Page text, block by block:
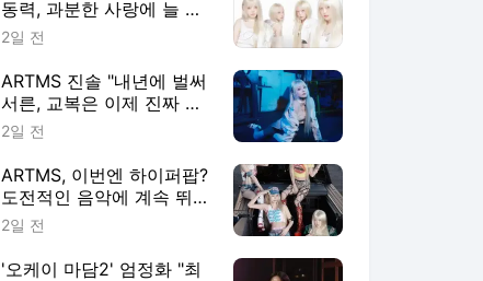
동력, 과분한 사랑에 늘 감
사" [인터뷰M]
2일 전
ARTMS 진솔 "내년에 벌써
서른, 교복은 이제 진짜 마
지막" [인터뷰M]
2일 전
ARTMS, 이번엔 하이퍼팝?
도전적인 음악에 계속 뛰어
드는 이유 [인터뷰M]
2일 전
'오케이 마담2' 엄정화 "최